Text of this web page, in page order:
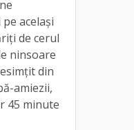
același
de cerul
ninsoare
din
amiezii,
45 minute